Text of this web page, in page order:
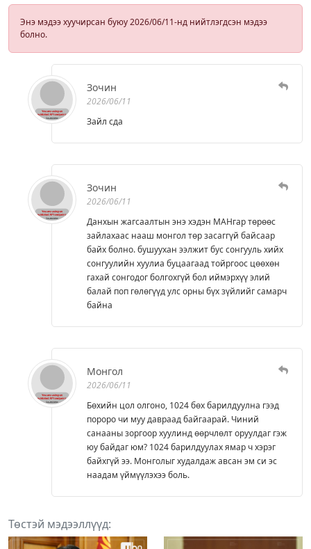
Энэ мэдээ хуучирсан буюу 2026/06/11-нд нийтлэгдсэн мэдээ
болно.
Зочин
2026/06/11
Зайл сда
Зочин
2026/06/11
Данхын жагсаалтын энэ хэдэн МАНгар төрөөс
зайлахаас нааш монгол төр засаггүй байсаар
байх болно. бушуухан ээлжит бус сонгууль хийх
сонгуулийн хуулиа буцаагаад тойргоос цөөхөн
гахай сонгодог болгохгүй бол иймэрхүү элий
балай поп гөлөгүүд улс орны бүх зүйлийг самарч
байна
Монгол
2026/06/11
Бөхийн цол олгоно, 1024 бөх барилдуулна гээд
пороро чи муу давраад байгаарай. Чиний
санааны зоргоор хуулинд өөрчлөлт оруулдаг гэж
юу байдаг юм? 1024 барилдуулах ямар ч хэрэг
байхгүй ээ. Монголыг худалдаж авсан эм си эс
наадам үймүүлэхээ боль.
Төстэй мэдээллүүд: